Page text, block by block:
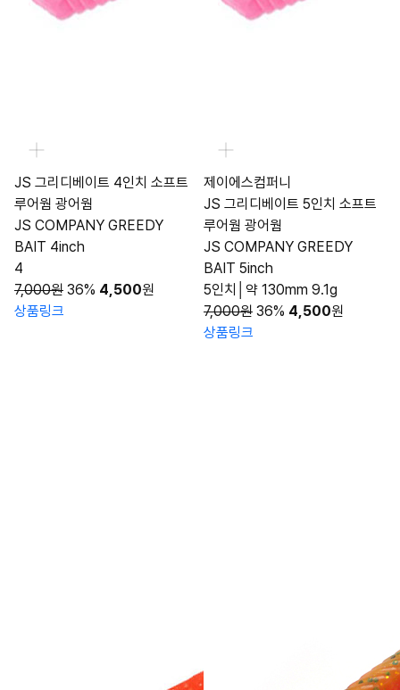
JS 그리디베이트 4인치 소프트
루어웜 광어웜
JS COMPANY GREEDY
BAIT 4inch
4
7,000원 36% 4,500원
상품링크
제이에스컴퍼니
JS 그리디베이트 5인치 소프트
루어웜 광어웜
JS COMPANY GREEDY
BAIT 5inch
5인치│약 130mm 9.1g
7,000원 36% 4,500원
상품링크